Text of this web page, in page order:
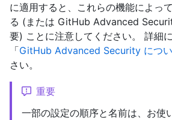
に適用すると、これらの機能によっ
る (または GitHub Advanced
要) ことに注意してください。 詳細に
「GitHub Advanced Security につ
さい。
重要
一部の設定の順序と名前は、お使